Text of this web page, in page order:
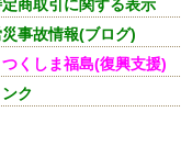
商取引に関する表示
事故情報(ブログ)
つくしま福島(復興支援)
ンク